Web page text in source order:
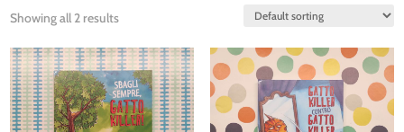
Showing all 2 results